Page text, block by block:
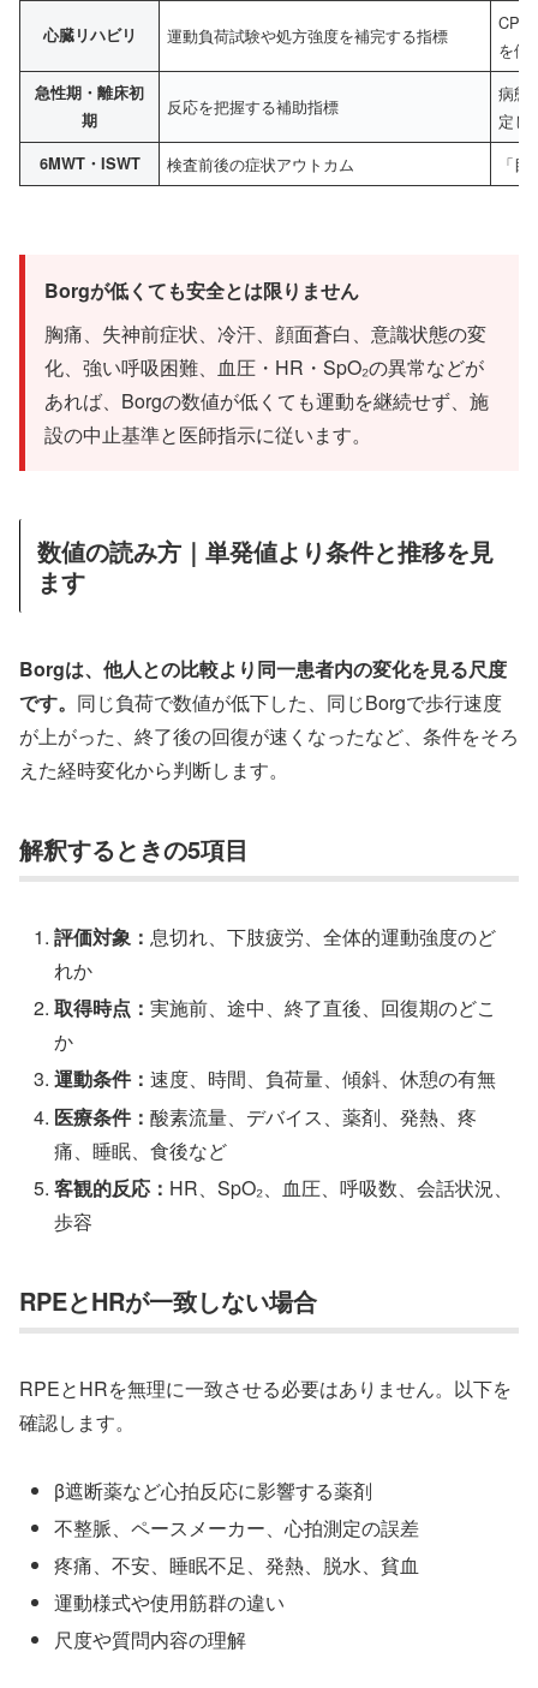
心臓リハビリ 運動負荷試験や処方強度を補完する指標
CPX
を優
急性期・離床初
期
反応を把握する補助指標
病態
定し
6MWT・ISWT 検査前後の症状アウトカム 「
Borgが低くても安全とは限りません
胸痛、失神前症状、冷汗、顔面蒼白、意識状態の変
化、強い呼吸困難、血圧・HR・SpO₂の異常などが
あれば、Borgの数値が低くても運動を継続せず、施
設の中止基準と医師指示に従います。
数値の読み方｜単発値より条件と推移を見
ます
Borgは、他人との比較より同一患者内の変化を見る尺度
です。 同じ負荷で数値が低下した、同じBorgで歩行速度
が上がった、終了後の回復が速くなったなど、条件をそろ
えた経時変化から判断します。
解釈するときの5項目
評価対象：息切れ、下肢疲労、全体的運動強度のど
れか
取得時点：実施前、途中、終了直後、回復期のどこ
か
運動条件：速度、時間、負荷量、傾斜、休憩の有無
医療条件：酸素流量、デバイス、薬剤、発熱、疼
痛、睡眠、食後など
客観的反応： HR、SpO₂、血圧、呼吸数、会話状況、
歩容
RPEとHRが一致しない場合
RPEとHRを無理に一致させる必要はありません。以下を
確認します。
β遮断薬など心拍反応に影響する薬剤
不整脈、ペースメーカー、心拍測定の誤差
疼痛、不安、睡眠不足、発熱、脱水、貧血
運動様式や使用筋群の違い
尺度や質問内容の理解